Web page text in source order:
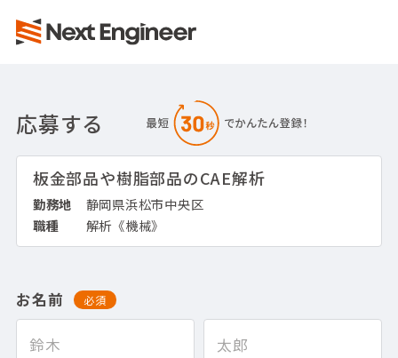
応募する
板金部品や樹脂部品のCAE解析
勤務地
静岡県浜松市中央区
職種
解析《機械》
お名前 必須